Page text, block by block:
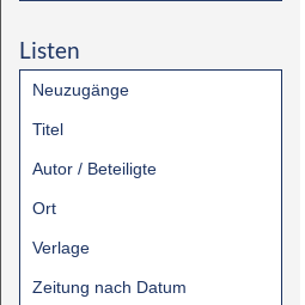
Listen
Neuzugänge
Titel
Autor / Beteiligte
Ort
Verlage
Zeitung nach Datum